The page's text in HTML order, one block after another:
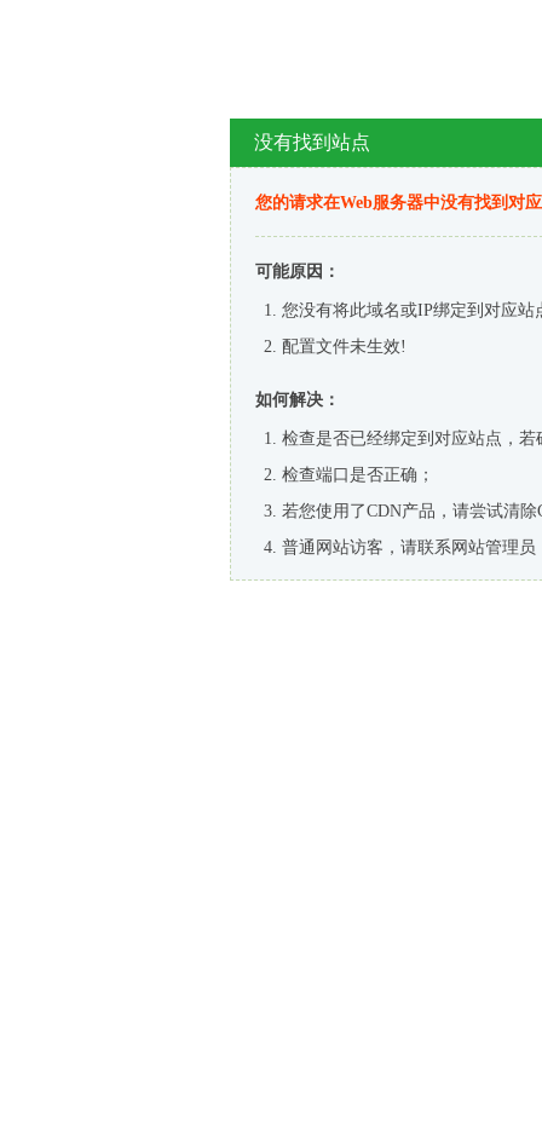
没有找到站点
您的请求在Web服务器中没有找到对
可能原因：
您没有将此域名或IP绑定到对应站
配置文件未生效!
如何解决：
检查是否已经绑定到对应站点，
检查端口是否正确；
若您使用了CDN产品，请尝试清除
普通网站访客，请联系网站管理员